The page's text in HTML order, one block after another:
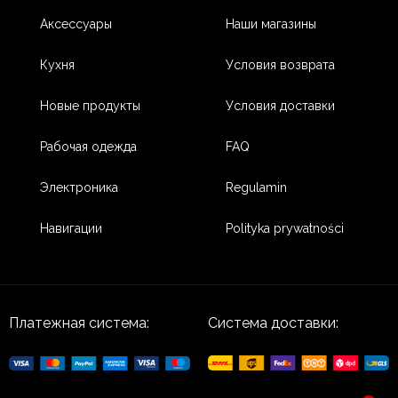
Аксессуары
Кухня
Новые продукты
Рабочая одежда
Электроника
Навигации
Наши магазины
Условия возврата
Условия доставки
FAQ
Regulamin
Polityka prywatności
Платежная система: Система доставки:
3